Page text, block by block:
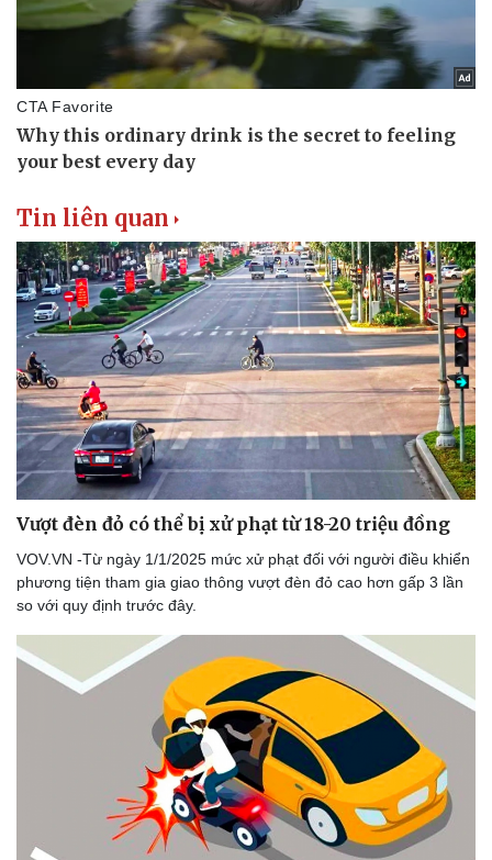
Văn hóa
Sân khấu - Điện ảnh
Văn học
Âm nhạc
Di sản
Giải trí
Nghệ sĩ
Sao Việt
Tin liên quan
Vượt đèn đỏ có thể bị xử phạt từ 18-20 triệu đồng
VOV.VN -Từ ngày 1/1/2025 mức xử phạt đối với người điều khiển
phương tiện tham gia giao thông vượt đèn đỏ cao hơn gấp 3 lần
so với quy định trước đây.